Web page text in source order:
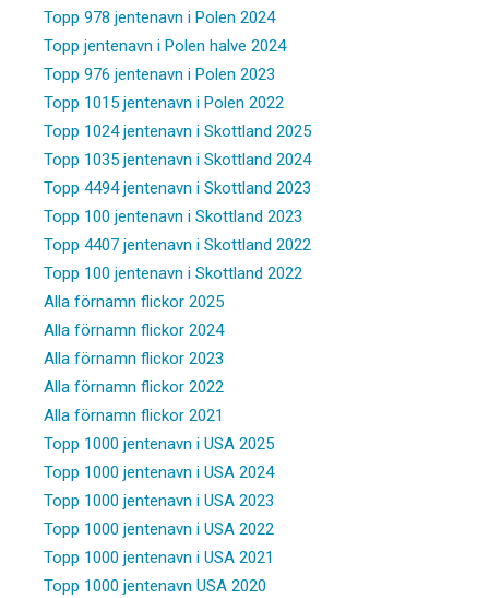
Topp 978 jentenavn i Polen 2024
Topp jentenavn i Polen halve 2024
Topp 976 jentenavn i Polen 2023
Topp 1015 jentenavn i Polen 2022
Topp 1024 jentenavn i Skottland 2025
Topp 1035 jentenavn i Skottland 2024
Topp 4494 jentenavn i Skottland 2023
Topp 100 jentenavn i Skottland 2023
Topp 4407 jentenavn i Skottland 2022
Topp 100 jentenavn i Skottland 2022
Alla förnamn flickor 2025
Alla förnamn flickor 2024
Alla förnamn flickor 2023
Alla förnamn flickor 2022
Alla förnamn flickor 2021
Topp 1000 jentenavn i USA 2025
Topp 1000 jentenavn i USA 2024
Topp 1000 jentenavn i USA 2023
Topp 1000 jentenavn i USA 2022
Topp 1000 jentenavn i USA 2021
Topp 1000 jentenavn USA 2020